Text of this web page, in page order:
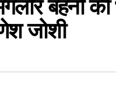
बहनों की
जोशी